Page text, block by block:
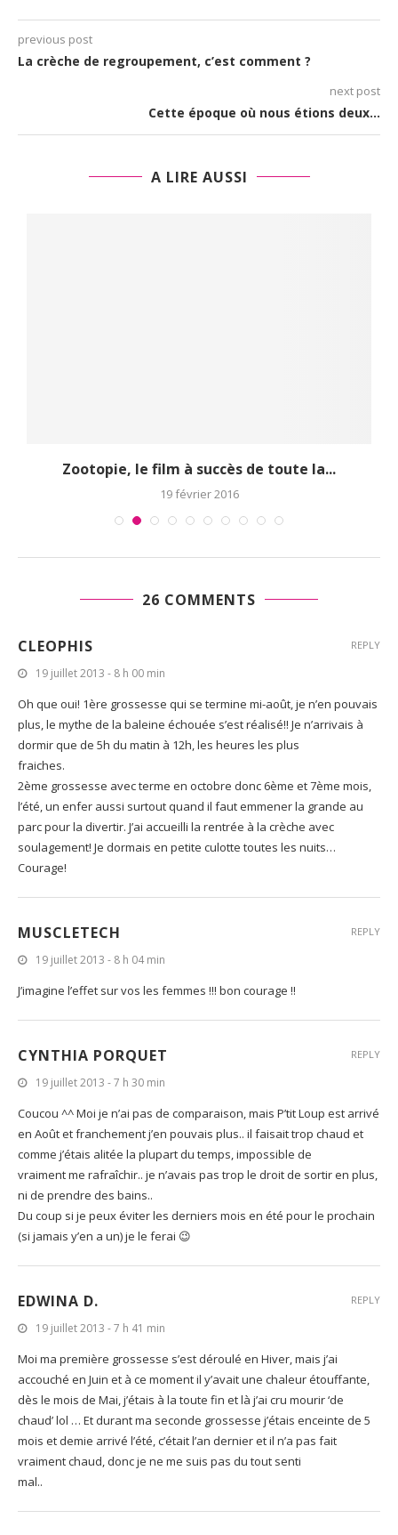
previous post
La crèche de regroupement, c’est comment ?
next post
Cette époque où nous étions deux…
A LIRE AUSSI
Zootopie, le film à succès de toute la...
19 février 2016
26 COMMENTS
CLEOPHIS
19 juillet 2013 - 8 h 00 min
Oh que oui! 1ère grossesse qui se termine mi-août, je n’en pouvais
plus, le mythe de la baleine échouée s’est réalisé!! Je n’arrivais à
dormir que de 5h du matin à 12h, les heures les plus
fraiches.
2ème grossesse avec terme en octobre donc 6ème et 7ème mois,
l’été, un enfer aussi surtout quand il faut emmener la grande au
parc pour la divertir. J’ai accueilli la rentrée à la crèche avec
soulagement! Je dormais en petite culotte toutes les nuits…
Courage!
REPLY
MUSCLETECH
19 juillet 2013 - 8 h 04 min
J’imagine l’effet sur vos les femmes !!! bon courage !!
REPLY
CYNTHIA PORQUET
19 juillet 2013 - 7 h 30 min
Coucou ^^ Moi je n’ai pas de comparaison, mais P’tit Loup est arrivé
en Août et franchement j’en pouvais plus.. il faisait trop chaud et
comme j’étais alitée la plupart du temps, impossible de
vraiment me rafraîchir.. je n’avais pas trop le droit de sortir en plus,
ni de prendre des bains..
Du coup si je peux éviter les derniers mois en été pour le prochain
(si jamais y’en a un) je le ferai 😉
REPLY
EDWINA D.
19 juillet 2013 - 7 h 41 min
Moi ma première grossesse s’est déroulé en Hiver, mais j’ai
accouché en Juin et à ce moment il y’avait une chaleur étouffante,
dès le mois de Mai, j’étais à la toute fin et là j’ai cru mourir ‘de
chaud’ lol … Et durant ma seconde grossesse j’étais enceinte de 5
mois et demie arrivé l’été, c’était l’an dernier et il n’a pas fait
vraiment chaud, donc je ne me suis pas du tout senti
mal..
REPLY